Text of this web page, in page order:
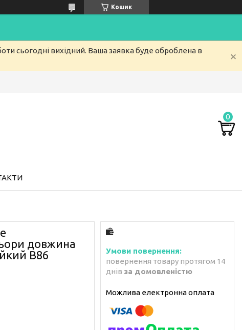
Кошик
сьогодні вихідний. Ваша заявка буде оброблена в
довжина
В86
повернення товару протягом 14
днів за домовленістю